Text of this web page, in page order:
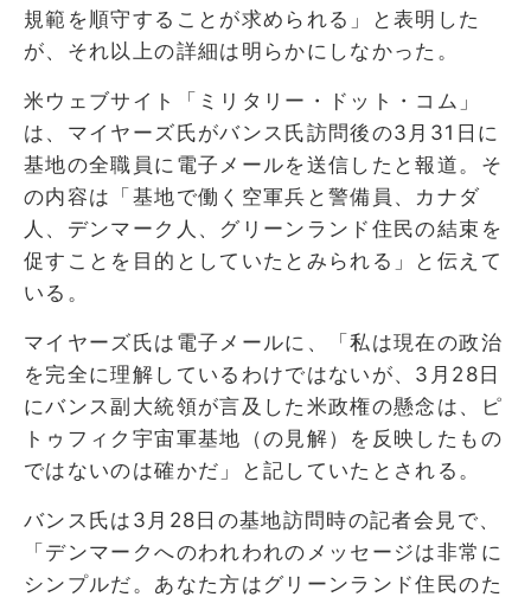
規範を順守することが求められる」と表明した
が、それ以上の詳細は明らかにしなかった。
米ウェブサイト「ミリタリー・ドット・コム」
は、マイヤーズ氏がバンス氏訪問後の3月31日に
基地の全職員に電子メールを送信したと報道。そ
の内容は「基地で働く空軍兵と警備員、カナダ
人、デンマーク人、グリーンランド住民の結束を
促すことを目的としていたとみられる」と伝えて
いる。
マイヤーズ氏は電子メールに、「私は現在の政治
を完全に理解しているわけではないが、3月28日
にバンス副大統領が言及した米政権の懸念は、ピ
トゥフィク宇宙軍基地（の見解）を反映したもの
ではないのは確かだ」と記していたとされる。
バンス氏は3月28日の基地訪問時の記者会見で、
「デンマークへのわれわれのメッセージは非常に
シンプルだ。あなた方はグリーンランド住民のた